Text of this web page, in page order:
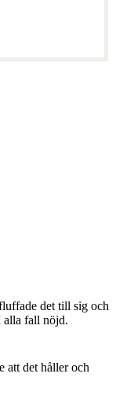
det till sig och
alla fall nöjd.
att det håller och